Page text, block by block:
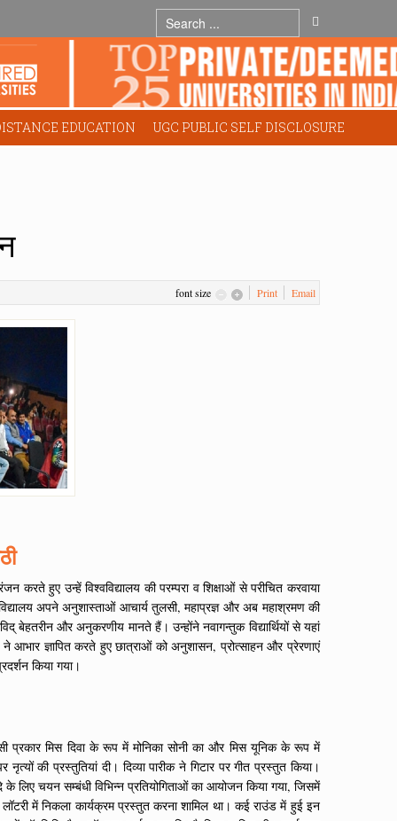
EDUCATION UGC PUBLIC SELF DISCLOSURE
font size Print Email
करते हुए उन्हें विश्वविद्यालय की परम्परा व शिक्षाओं से परीचित करवाया
अपने अनुशास्ताओं आचार्य तुलसी, महाप्रज्ञ और अब महाश्रमण की
बेहतरीन और अनुकरणीय मानते हैं। उन्होंने नवागन्तुक विद्यार्थियों से यहां
आभार ज्ञापित करते हुए छात्राओं को अनुशासन, प्रोत्साहन और प्रेरणाएं
किया गया।
प्रकार मिस दिवा के रूप में मोनिका सोनी का और मिस यूनिक के रूप में
की प्रस्तुतियां दी। दिव्या पारीक ने गिटार पर गीत प्रस्तुत किया।
लिए चयन सम्बंधी विभिन्न प्रतियोगिताओं का आयोजन किया गया, जिसमें
में निकला कार्यक्रम प्रस्तुत करना शामिल था। कई राउंड में हुई इन